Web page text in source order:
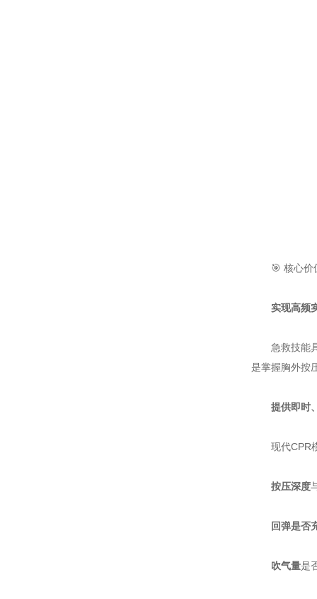
🎯 核心价
实现高频
急救技能具
是掌握胸外按
提供即时
现代CPR模
按压深度
回弹是否
吹气量是